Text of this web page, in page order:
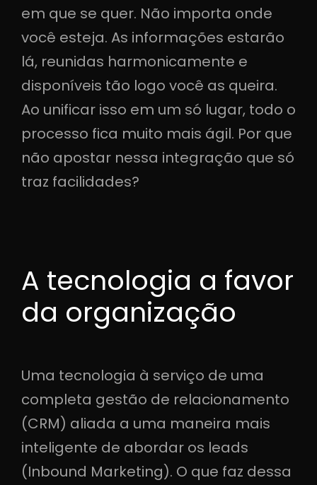
em que se quer. Não importa onde
você esteja. As informações estarão
lá, reunidas harmonicamente e
disponíveis tão logo você as queira.
Ao unificar isso em um só lugar, todo o
processo fica muito mais ágil. Por que
não apostar nessa integração que só
traz facilidades?
A tecnologia a favor
da organização
Uma tecnologia à serviço de uma
completa gestão de relacionamento
(CRM) aliada a uma maneira mais
inteligente de abordar os leads
(Inbound Marketing). O que faz dessa